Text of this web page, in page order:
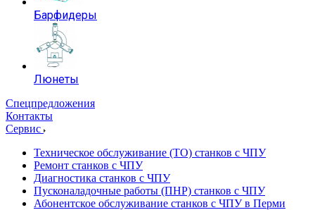
Барфидеры
Люнеты
Спецпредложения
Контакты
Сервис
Техническое обслуживание (ТО) станков с ЧПУ
Ремонт станков с ЧПУ
Диагностика станков с ЧПУ
Пусконаладочные работы (ПНР) станков с ЧПУ
Абонентское обслуживание станков с ЧПУ в Перми